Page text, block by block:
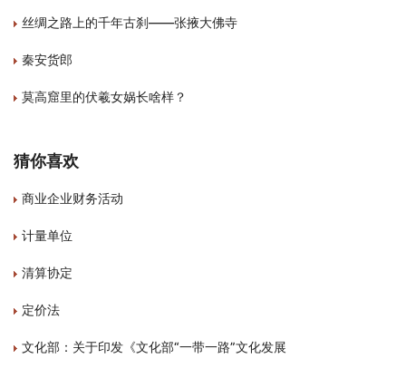
丝绸之路上的千年古刹——张掖大佛寺
秦安货郎
莫高窟里的伏羲女娲长啥样？
猜你喜欢
商业企业财务活动
计量单位
清算协定
定价法
文化部：关于印发《文化部“一带一路”文化发展